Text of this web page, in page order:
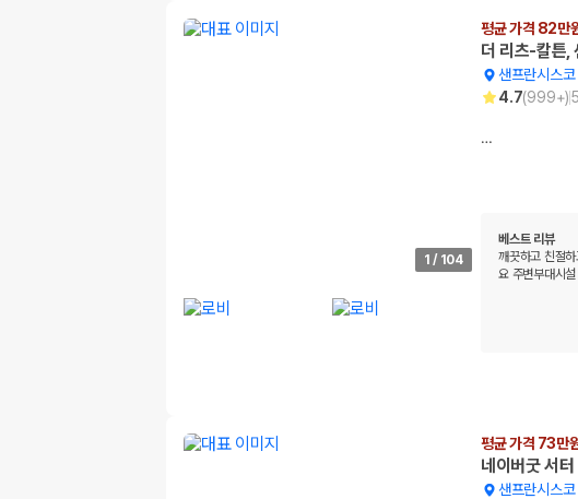
1 / 104
평균 가격 82만
더 리츠-칼튼,
샌프란시스코
4.7(999+)5
…
베스트 리뷰
깨끗하고 친절
요 주변부대시
평균 가격 73만
네이버굿 서터
샌프란시스코